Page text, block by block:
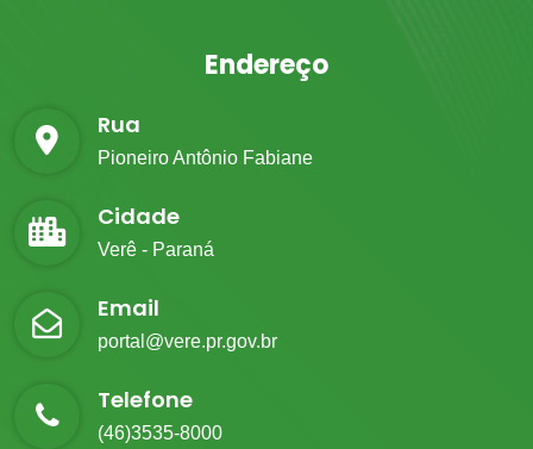
Endereço
Rua
Pioneiro Antônio Fabiane
Cidade
Verê - Paraná
Email
portal@vere.pr.gov.br
Telefone
(46)3535-8000